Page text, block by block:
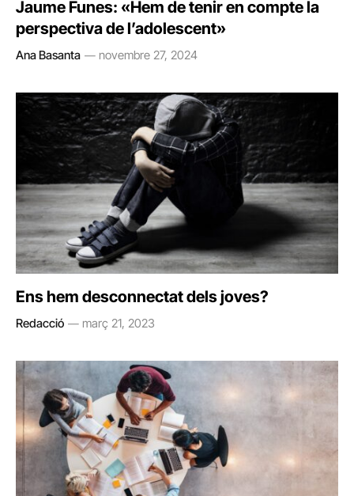
Jaume Funes: «Hem de tenir en compte la
perspectiva de l’adolescent»
Ana Basanta novembre 27, 2024
Ens hem desconnectat dels joves?
Redacció març 21, 2023